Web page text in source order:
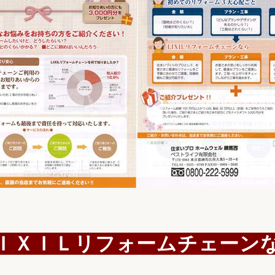
ＸＩＬリフォームチェーン